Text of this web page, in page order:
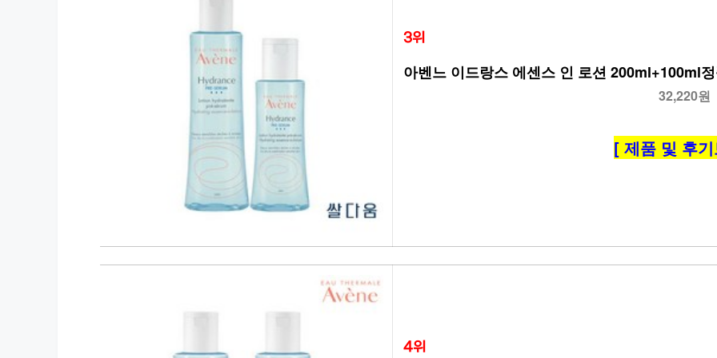
3위
아벤느 이드랑스 에센스 인 로션 200ml+100ml
32,220원
[ 제품 및 후
4위